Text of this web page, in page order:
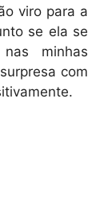
viro para a
se ela se
minhas
com